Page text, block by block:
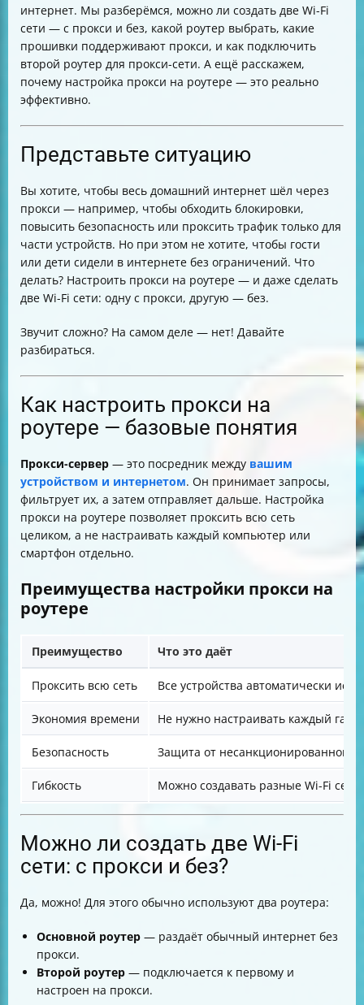
Как обеспечить работу прокси для всех устройств в
домашней сети
Практические советы по настройке прокси-сервера в
Windows и Linux
Важные параметры для настройки прокси на роутере
Таблица прокси-серверов по регионам России
Почему важно обновлять прошивку роутера
интернет. Мы разберёмся, можно ли создать две Wi-Fi
сети — с прокси и без, какой роутер выбрать, какие
прошивки поддерживают прокси, и как подключить
второй роутер для прокси-сети. А ещё расскажем,
почему настройка прокси на роутере — это реально
эффективно.
Представьте ситуацию
Вы хотите, чтобы весь домашний интернет шёл через
прокси — например, чтобы обходить блокировки,
повысить безопасность или проксить трафик только для
части устройств. Но при этом не хотите, чтобы гости
или дети сидели в интернете без ограничений. Что
делать? Настроить прокси на роутере — и даже сделать
две Wi-Fi сети: одну с прокси, другую — без.
Звучит сложно? На самом деле — нет! Давайте
разбираться.
Как настроить прокси на
роутере — базовые понятия
Прокси-сервер — это посредник между вашим
устройством и интернетом. Он принимает запросы,
фильтрует их, а затем отправляет дальше. Настройка
прокси на роутере позволяет проксить всю сеть
целиком, а не настраивать каждый компьютер или
смартфон отдельно.
Преимущества настройки прокси на
роутере
Преимущество Что это даёт
Проксить всю сеть Все устройства автоматически
Экономия времени Не нужно настраивать каждый
Безопасность Защита от несанкционированного
Гибкость Можно создавать разные Wi-Fi
Можно ли создать две Wi-Fi
сети: с прокси и без?
Да, можно! Для этого обычно используют два роутера:
Основной роутер — раздаёт обычный интернет без
прокси.
Второй роутер — подключается к первому и
настроен на прокси.